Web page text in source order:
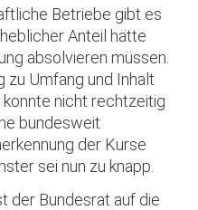
Betriebe gibt es
Anteil hätte
absolvieren müssen.
zu Umfang und Inhalt
nicht rechtzeitig
bundesweit
der Kurse
sei nun zu knapp.
der Bundesrat auf die